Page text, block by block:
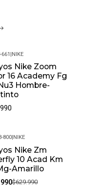
Y Modelos
Equipo Está
Con Cualquier
Por Ofrecer
Para Que Tu
Pacific Sport
Originales Y
La Marca. Puedes
Auténtico.
661 |NIKE
Nike Zoom
16 Academy Fg
Hombre-
800 NIKE
Nike Zm
10 Acad Km
Amarillo
$629.990